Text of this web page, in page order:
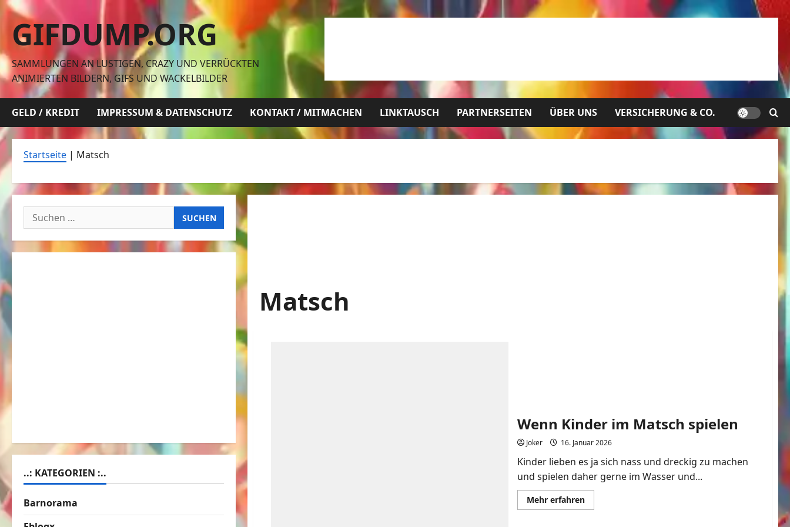
Zum
Inhalt
springen
GIFDUMP.ORG
SAMMLUNGEN AN LUSTIGEN, CRAZY UND VERRÜCKTEN
ANIMIERTEN BILDERN, GIFS UND WACKELBILDER
GELD / KREDIT IMPRESSUM & DATENSCHUTZ KONTAKT / MITMACHEN LINKTAUSCH PARTNERSEITEN ÜBER UNS VERSICHERUNG & CO.
Startseite | Matsch
Matsch
Wenn Kinder im Matsch spielen
Joker 16. Januar 2026
Kinder lieben es ja sich nass und dreckig zu machen
und spielen daher gerne im Wasser und...
Mehr erfahrenMehr
Informationen
Suchen
nach:
..: KATEGORIEN :..
Barnorama